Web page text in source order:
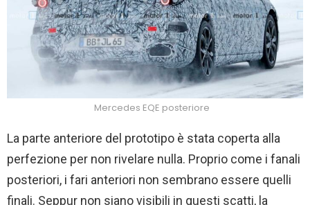
Mercedes EQE posteriore
La parte anteriore del prototipo è stata coperta alla
perfezione per non rivelare nulla. Proprio come i fanali
posteriori, i fari anteriori non sembrano essere quelli
finali. Seppur non siano visibili in questi scatti, la